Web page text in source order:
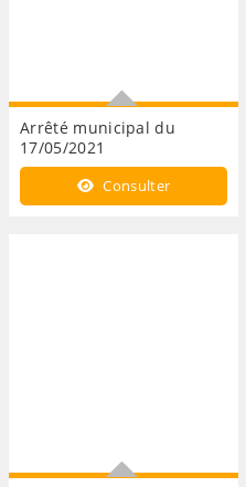
Arrêté municipal du
17/05/2021
REZO POUCE :
Réglementation de la
Consulter